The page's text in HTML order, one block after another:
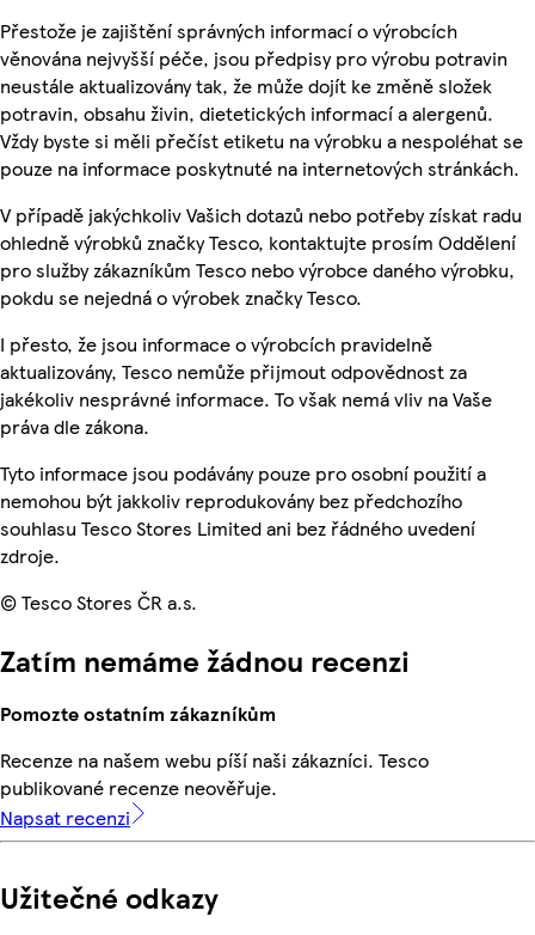
Přestože je zajištění správných informací o výrobcích
věnována nejvyšší péče, jsou předpisy pro výrobu potravin
neustále aktualizovány tak, že může dojít ke změně složek
potravin, obsahu živin, dietetických informací a alergenů.
Vždy byste si měli přečíst etiketu na výrobku a nespoléhat se
pouze na informace poskytnuté na internetových stránkách.
V případě jakýchkoliv Vašich dotazů nebo potřeby získat radu
ohledně výrobků značky Tesco, kontaktujte prosím Oddělení
pro služby zákazníkům Tesco nebo výrobce daného výrobku,
pokdu se nejedná o výrobek značky Tesco.
I přesto, že jsou informace o výrobcích pravidelně
aktualizovány, Tesco nemůže přijmout odpovědnost za
jakékoliv nesprávné informace. To však nemá vliv na Vaše
práva dle zákona.
Tyto informace jsou podávány pouze pro osobní použití a
nemohou být jakkoliv reprodukovány bez předchozího
souhlasu Tesco Stores Limited ani bez řádného uvedení
zdroje.
© Tesco Stores ČR a.s.
Zatím nemáme žádnou recenzi
Pomozte ostatním zákazníkům
Recenze na našem webu píší naši zákazníci. Tesco
publikované recenze neověřuje.
Napsat recenzi
Užitečné odkazy